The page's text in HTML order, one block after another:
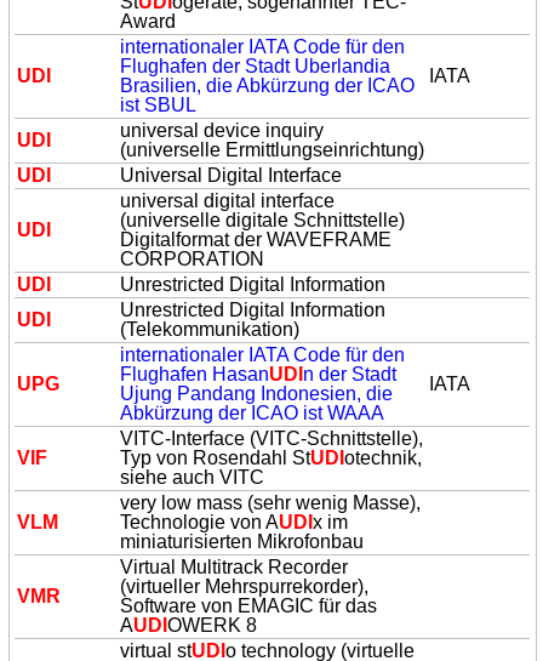
Award
UDI
internationaler IATA Code für den
Flughafen der Stadt Uberlandia
Brasilien, die Abkürzung der ICAO
ist SBUL
IATA
UDI
universal device inquiry
(universelle Ermittlungseinrichtung)
UDI
Universal Digital Interface
UDI
universal digital interface
(universelle digitale Schnittstelle)
Digitalformat der WAVEFRAME
CORPORATION
UDI
Unrestricted Digital Information
UDI
Unrestricted Digital Information
(Telekommunikation)
UPG
internationaler IATA Code für den
Flughafen HasanUDI n der Stadt
Ujung Pandang Indonesien, die
Abkürzung der ICAO ist WAAA
IATA
VIF
VITC-Interface (VITC-Schnittstelle),
Typ von Rosendahl StUDIotechnik,
siehe auch VITC
VLM
very low mass (sehr wenig Masse),
Technologie von AUDIx im
miniaturisierten Mikrofonbau
VMR
Virtual Multitrack Recorder
(virtueller Mehrspurrekorder),
Software von EMAGIC für das
AUDIOWERK 8
virtual stUDIo technology (virtuelle